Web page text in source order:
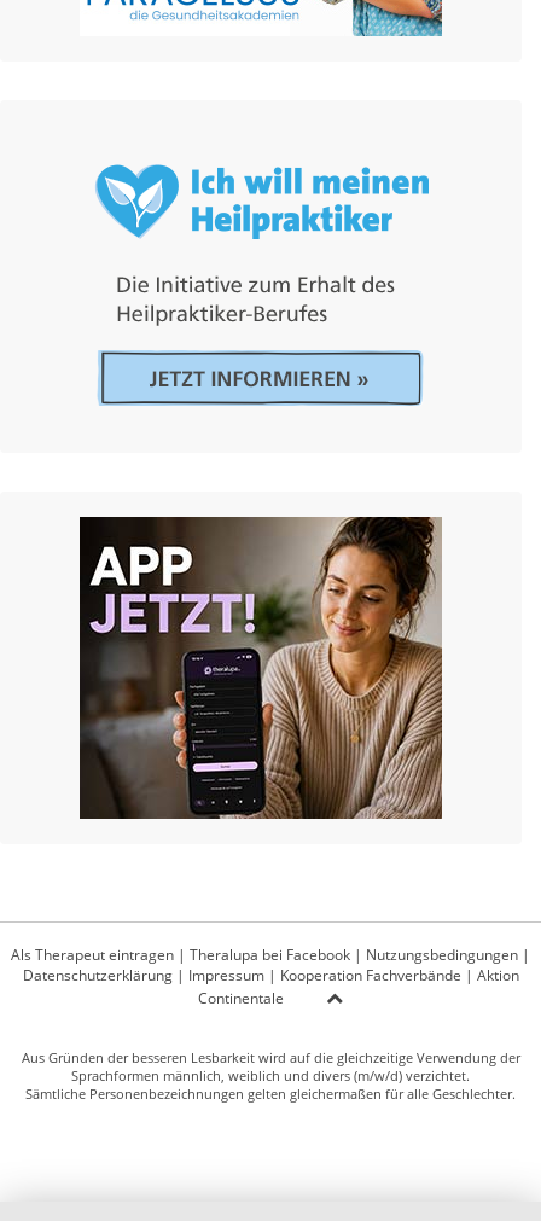
Als Therapeut eintragen | Theralupa bei Facebook | Nutzungsbedingungen |
Datenschutzerklärung| Impressum| Kooperation Fachverbände | Aktion
Continentale
Aus Gründen der besseren Lesbarkeit wird auf die gleichzeitige Verwendung der
Sprachformen männlich, weiblich und divers (m/w/d) verzichtet.
Sämtliche Personenbezeichnungen gelten gleichermaßen für alle Geschlechter.